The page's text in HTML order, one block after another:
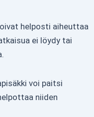
helposti aiheuttaa
ei löydy tai
voi paitsi
niiden